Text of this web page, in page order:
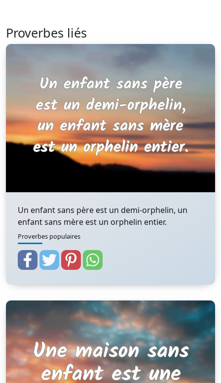
Proverbes liés
Un enfant sans père est un demi-orphelin, un
enfant sans mère est un orphelin entier.
Proverbes populaires